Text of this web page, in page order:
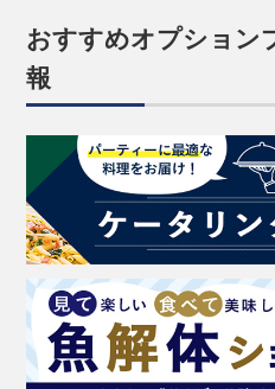
おすすめオプション
報